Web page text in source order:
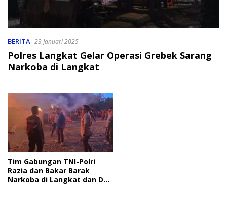
BERITA 23 Januari 2025
Polres Langkat Gelar Operasi Grebek Sarang
Narkoba di Langkat
Tim Gabungan TNI-Polri
Razia dan Bakar Barak
Narkoba di Langkat dan Deli